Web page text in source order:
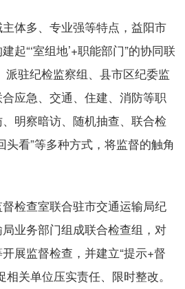
体多、专业强等特点，益阳市
起“‘室组地’+职能部门”的协同联
派驻纪检监察组、县市区纪委监
应急、交通、住建、消防等职
明察暗访、随机抽查、联合检
头看”等多种方式，将监督的触角
检查室联合驻市交通运输局纪
业务部门组成联合检查组，对
展监督检查，并建立“提示+督
关单位压实责任、限时整改。